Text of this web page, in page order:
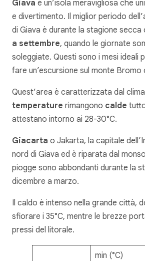
Giava è un’isola meravigliosa che
e divertimento. Il miglior periodo
di Giava è durante la stagione secca
a settembre, quando le giornate
soleggiate. Questi sono i mesi ideali
fare un’escursione sul monte Bromo
Quest’area è caratterizzata dal
temperature rimangono calde
attestano intorno ai 28-30°C.
Giacarta o Jakarta, la capitale
nord di Giava ed è riparata dal
piogge sono abbondanti durante la
dicembre a marzo.
Il caldo è intenso nella grande città,
sfiorare i 35°C, mentre le brezze
pressi del litorale.
min (°C)